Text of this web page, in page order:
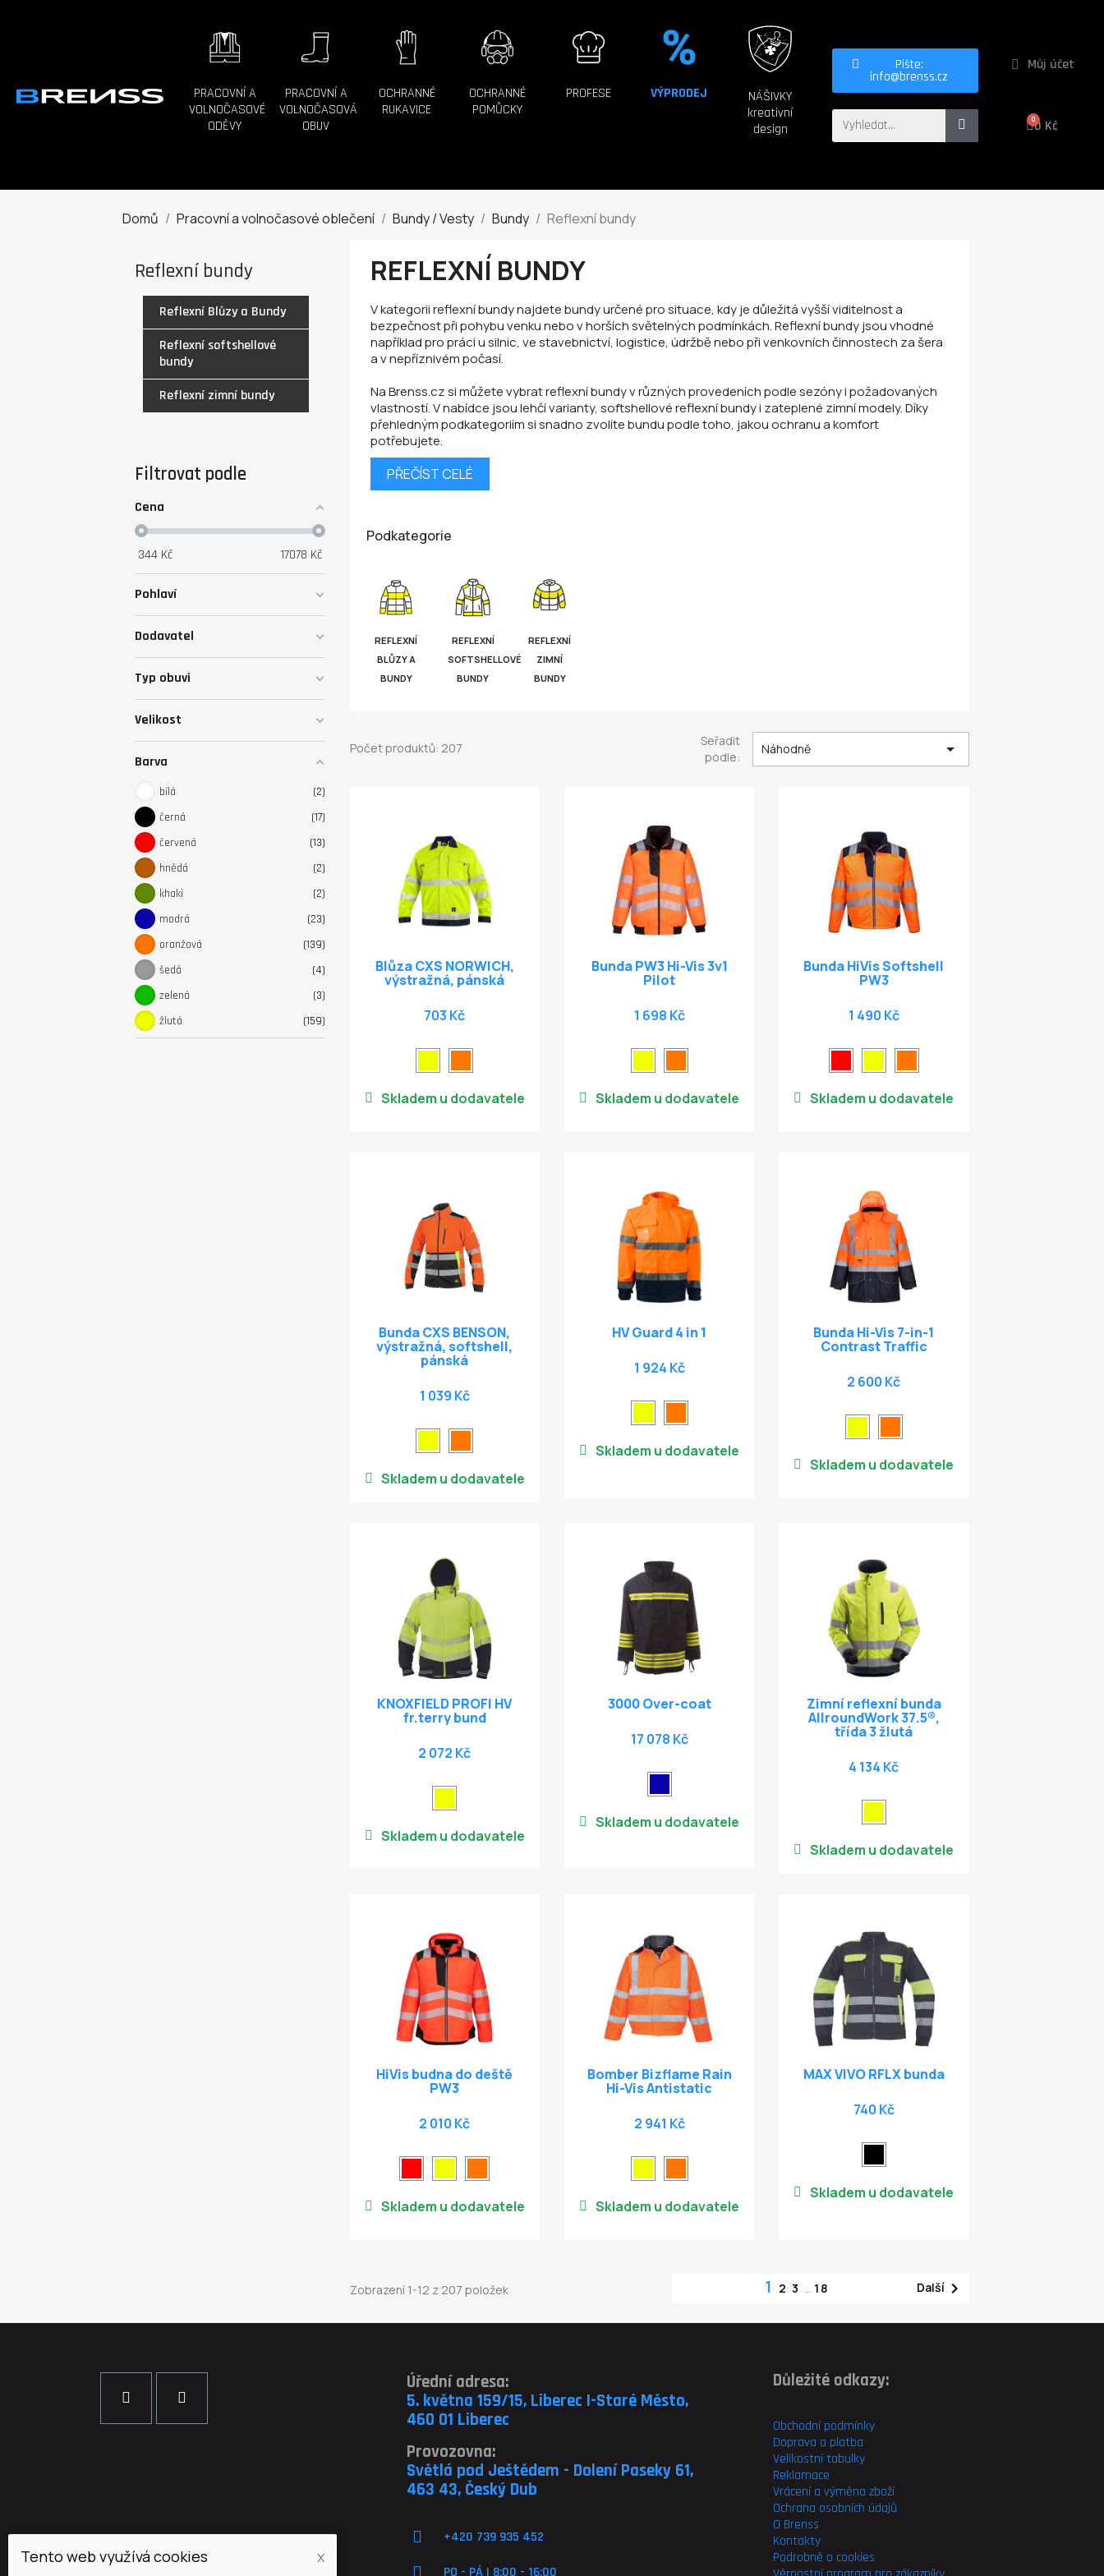
PRACOVNÍ A
VOLNOČASOVÉ
ODĚVY
PRACOVNÍ A
VOLNOČASOVÁ
OBUV
OCHRANNÉ
RUKAVICE
OCHRANNÉ
POMŮCKY
PROFESE VÝPRODEJ
NÁŠIVKY
kreativní
design
Pište:
info@brenss.cz
Můj účet
0 Kč
Domů Pracovní a volnočasové oblečení Bundy / Vesty Bundy Reflexní bundy
Reflexní bundy
Reflexní Blůzy a Bundy
Reflexní softshellové
bundy
Reflexní zimní bundy
Filtrovat podle
Cena
344 Kč 17078 Kč
Pohlaví
Dodavatel
Typ obuvi
Velikost
Barva
bílá
2
černá
17
červená
13
hnědá
2
khaki
2
modrá
23
oranžová
139
šedá
4
zelená
3
žlutá
159
REFLEXNÍ BUNDY
V kategorii reflexní bundy najdete bundy určené pro situace, kdy je důležitá vyšší viditelnost a
bezpečnost při pohybu venku nebo v horších světelných podmínkách. Reflexní bundy jsou vhodné
například pro práci u silnic, ve stavebnictví, logistice, údržbě nebo při venkovních činnostech za šera
a v nepříznivém počasí.
Na Brenss.cz si můžete vybrat reflexní bundy v různých provedeních podle sezóny i požadovaných
vlastností. V nabídce jsou lehčí varianty, softshellové reflexní bundy i zateplené zimní modely. Díky
přehledným podkategoriím si snadno zvolíte bundu podle toho, jakou ochranu a komfort
potřebujete.
PŘEČÍST CELÉ
Podkategorie
REFLEXNÍ
BLŮZY A
BUNDY
REFLEXNÍ
SOFTSHELLOVÉ
BUNDY
REFLEXNÍ
ZIMNÍ
BUNDY
Počet produktů: 207
Seřadit
podle:
Náhodně 
Blůza CXS NORWICH,
výstražná, pánská
703 Kč
Skladem u dodavatele
Bunda PW3 Hi-Vis 3v1
Pilot
1 698 Kč
Skladem u dodavatele
Bunda HiVis Softshell
PW3
1 490 Kč
Skladem u dodavatele
Bunda CXS BENSON,
výstražná, softshell,
pánská
1 039 Kč
Skladem u dodavatele
HV Guard 4 in 1
1 924 Kč
Skladem u dodavatele
Bunda Hi-Vis 7-in-1
Contrast Traffic
2 600 Kč
Skladem u dodavatele
KNOXFIELD PROFI HV
fr.terry bund
2 072 Kč
Skladem u dodavatele
3000 Over-coat
17 078 Kč
Skladem u dodavatele
Zimní reflexní bunda
AllroundWork 37.5®,
třída 3 žlutá
4 134 Kč
Skladem u dodavatele
HiVis budna do deště
PW3
2 010 Kč
Skladem u dodavatele
Bomber Bizflame Rain
Hi-Vis Antistatic
2 941 Kč
Skladem u dodavatele
MAX VIVO RFLX bunda
740 Kč
Skladem u dodavatele
Zobrazení 1-12 z 207 položek 1 2 3 18 Další
Úřední adresa:
5. května 159/15, Liberec I-Staré Město,
460 01 Liberec
Provozovna:
Světlá pod Ještědem - Dolení Paseky 61,
463 43, Český Dub
+420 739 935 452
PO - PÁ | 8:00 - 16:00
Důležité odkazy:
Obchodní podmínky
Doprava a platba
Velikostní tabulky
Reklamace
Vrácení a výměna zboží
Ochrana osobních údajů
O Brenss
Kontakty
Podrobně o cookies
Tento web využívá cookies x